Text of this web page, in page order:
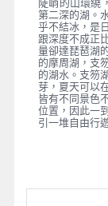
第二深的湖。
乎不結冰，是
跟深度不成正
量卻達琵琶湖
的摩周湖，支
的湖水。支笏
芽，夏天可以
皆有不同景色
位置，因此一
引一堆自由行